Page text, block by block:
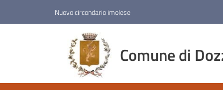
Nuovo circondario imolese
Comune di